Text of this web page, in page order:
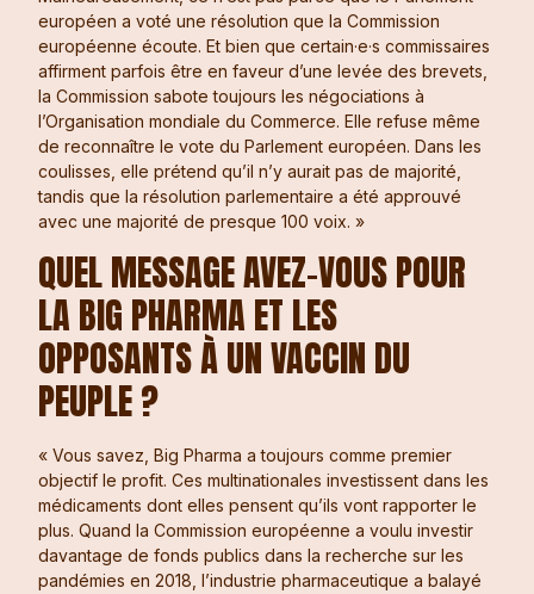
européen a voté une résolution que la Commission
européenne écoute. Et bien que certain·e·s commissaires
affirment parfois être en faveur d’une levée des brevets,
la Commission sabote toujours les négociations à
l’Organisation mondiale du Commerce. Elle refuse même
de reconnaître le vote du Parlement européen. Dans les
coulisses, elle prétend qu’il n’y aurait pas de majorité,
tandis que la résolution parlementaire a été approuvé
avec une majorité de presque 100 voix. »
QUEL MESSAGE AVEZ-VOUS POUR
LA BIG PHARMA ET LES
OPPOSANTS À UN VACCIN DU
PEUPLE ?
« Vous savez, Big Pharma a toujours comme premier
objectif le profit. Ces multinationales investissent dans les
médicaments dont elles pensent qu’ils vont rapporter le
plus. Quand la Commission européenne a voulu investir
davantage de fonds publics dans la recherche sur les
pandémies en 2018, l’industrie pharmaceutique a balayé